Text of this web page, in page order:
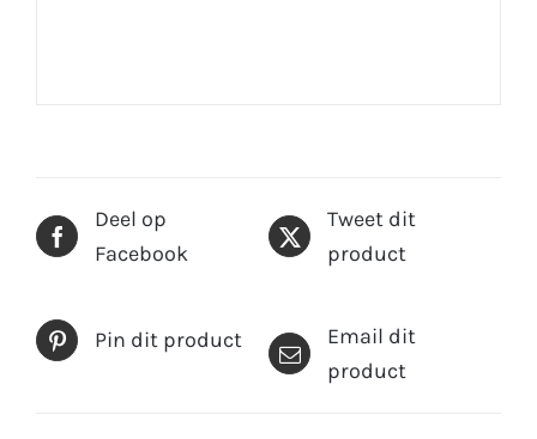
Deel op
Facebook
Tweet dit
product
Pin dit product
Email dit
product